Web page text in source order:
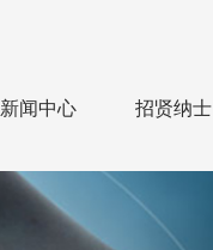
新闻中心 招贤纳士